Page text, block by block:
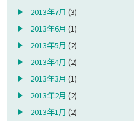
2013年7月 (3)
2013年6月 (1)
2013年5月 (2)
2013年4月 (2)
2013年3月 (1)
2013年2月 (2)
2013年1月 (2)